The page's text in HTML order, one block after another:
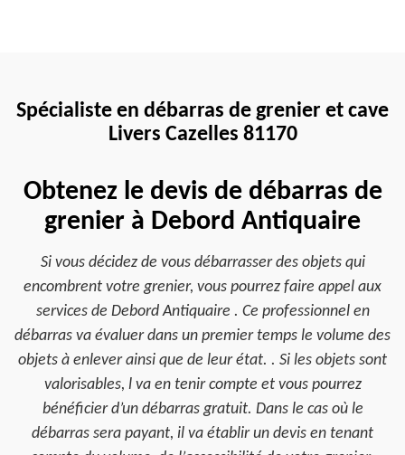
Spécialiste en débarras de grenier et cave
Livers Cazelles 81170
Obtenez le devis de débarras de
grenier à Debord Antiquaire
Si vous décidez de vous débarrasser des objets qui
encombrent votre grenier, vous pourrez faire appel aux
services de Debord Antiquaire . Ce professionnel en
débarras va évaluer dans un premier temps le volume des
objets à enlever ainsi que de leur état. . Si les objets sont
valorisables, l va en tenir compte et vous pourrez
bénéficier d’un débarras gratuit. Dans le cas où le
débarras sera payant, il va établir un devis en tenant